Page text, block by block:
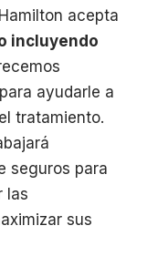
acepta
incluyendo
para ayudarle a
tratamiento.
seguros para
las
sus